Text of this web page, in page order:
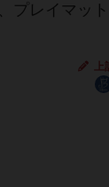
プレイマッ